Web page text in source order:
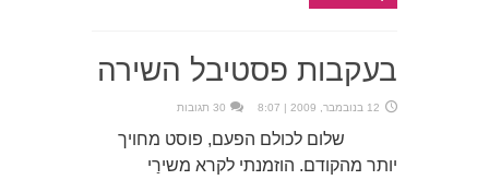
בעקבות פסטיבל השירה
12 בנובמבר, 2009 | 8:07 30 תגובות
שלום לכולם הפעם, פוסט מחויך
יותר מהקודם. הוזמנתי לקרא משירַי